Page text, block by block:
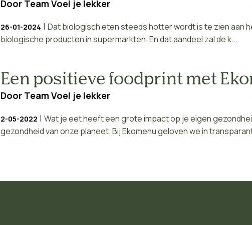
Door Team Voel je lekker
26-01-2024 | Dat biologisch eten steeds hotter wordt is te zien aan
biologische producten in supermarkten. En dat aandeel zal de k...
Een positieve foodprint met
Door Team Voel je lekker
2-05-2022 | Wat je eet heeft een grote impact op je eigen
gezondheid van onze planeet. Bij Ekomenu geloven we in